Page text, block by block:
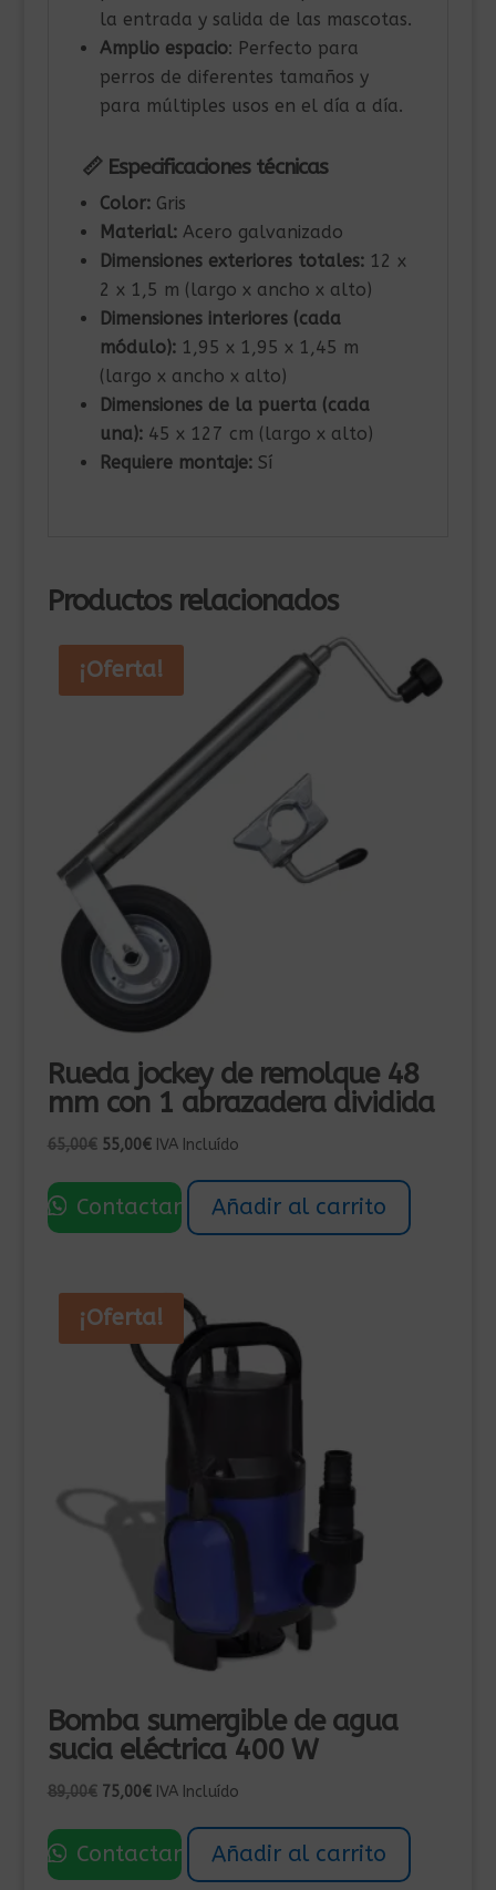
la entrada y salida de las mascotas.
Amplio espacio: Perfecto para
perros de diferentes tamaños y
para múltiples usos en el día a día.
📏 Especificaciones técnicas
Color:Gris
Material:Acero galvanizado
Dimensiones exteriores totales:12 x
2 x 1,5 m (largo x ancho x alto)
Dimensiones interiores (cada
módulo):1,95 x 1,95 x 1,45 m
(largo x ancho x alto)
Dimensiones de la puerta (cada
una):45 x 127 cm (largo x alto)
Requiere montaje:Sí
Productos relacionados
¡Oferta!
Rueda jockey de remolque 48
mm con 1 abrazadera dividida
65,00€ El
original
era:
55,00€El
actual
es:
IVA Incluído
Contactar Añadir al carrito
¡Oferta!
Bomba sumergible de agua
sucia eléctrica 400 W
89,00€ El
original
era:
75,00€El
actual
es:
IVA Incluído
Contactar Añadir al carrito